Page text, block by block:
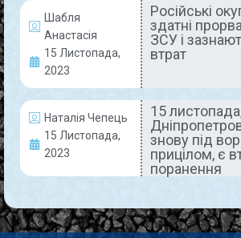
Шабля
Анастасія
15 Листопада,
2023
Російські
здатні
ЗСУ і
втрат
Наталія Чепець
15 Листопада,
2023
15
знову під
прицілом, є
поранення
Українці, які
війни, можуть отримати
Українцям, які постраждали від